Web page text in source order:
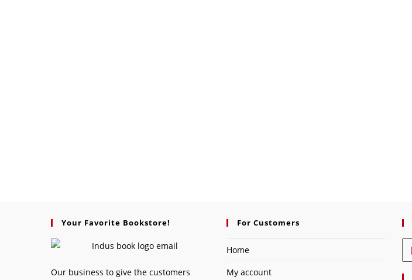
Your Favorite Bookstore!
Our business to give the customers
For Customers
Home
My account